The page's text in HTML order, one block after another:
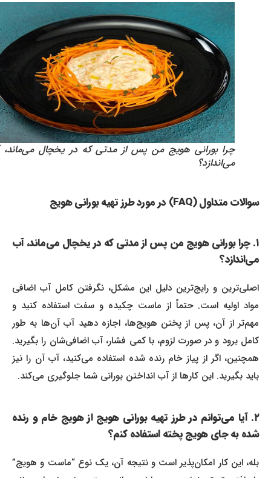
چرا بورانی هویج من پس از مدتی که در یخچال می‌ماند، آب
می‌اندازد؟
سوالات متداول (FAQ) در مورد طرز تهیه بورانی هویج
۱. چرا بورانی هویج من پس از مدتی که در یخچال می‌ماند، آب
می‌اندازد؟
اصلی‌ترین و رایج‌ترین دلیل این مشکل، نگرفتن کامل آب اضافی
مواد اولیه است. حتماً از ماست چکیده و سفت استفاده کنید و
مهم‌تر از آن، پس از پختن هویج‌ها، اجازه دهید آب آن‌ها به طور
کامل برود و در صورت لزوم، با کمی فشار، آب اضافی‌شان را بگیرید.
همچنین، اگر از پیاز خام رنده شده استفاده می‌کنید، آب آن را نیز
باید بگیرید. این کارها از آب انداختن بورانی شما جلوگیری می‌کند.
۲. آیا می‌توانم در طرز تهیه بورانی هویج از هویج خام و رنده
شده به جای هویج پخته استفاده کنم؟
بله، این کار امکان‌پذیر است و نتیجه آن، یک نوع “ماست و هویج”